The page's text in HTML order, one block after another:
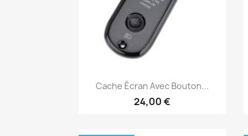
Aperçu rapide
Cache Écran Avec Bouton...
24,00 €